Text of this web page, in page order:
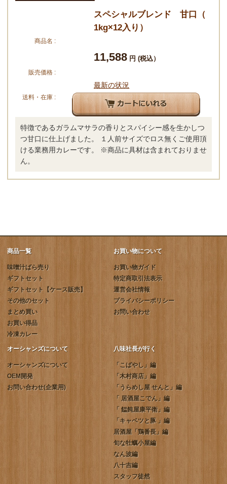
スペシャルブレンド 甘口（
1kg×12入り）
商品名 :
11,588 円 (税込）
販売価格 :
最新の状況
送料・在庫 :
特徴であるガラムマサラの香りとスパイシー感を生かしつ
つ甘口に仕上げました。 １人前サイズでロス無くご使用頂
ける業務用カレーです。 ※商品に具材は含まれておりませ
ん。
商品一覧
味噌汁ばら売り
ギフトセット
ギフトセット【ケース販売】
その他のセット
まとめ買い
お買い得品
冷凍カレー
お買い物について
お買い物ガイド
特定商取引法表示
運営会社情報
プライバシーポリシー
お問い合わせ
オーシャンズについて
オーシャンズについて
OEM開発
お問い合わせ(企業用)
八味社長が行く
「こばやし」編
「木村商店」編
「うらめし屋 せんと」編
「 居酒屋こでん」編
「 饂飩屋康平衛」編
「キャベツと豚 」編
居酒屋「鶏番長」編
旬な牡蠣小屋編
なん波編
八十吉編
スタッフ徒然